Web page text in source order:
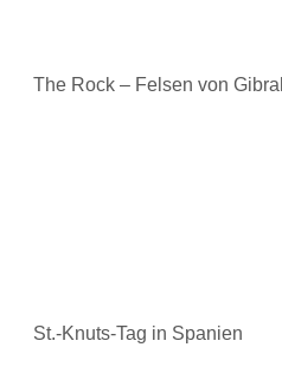
The Rock – Felsen von
St.-Knuts-Tag in Spanien